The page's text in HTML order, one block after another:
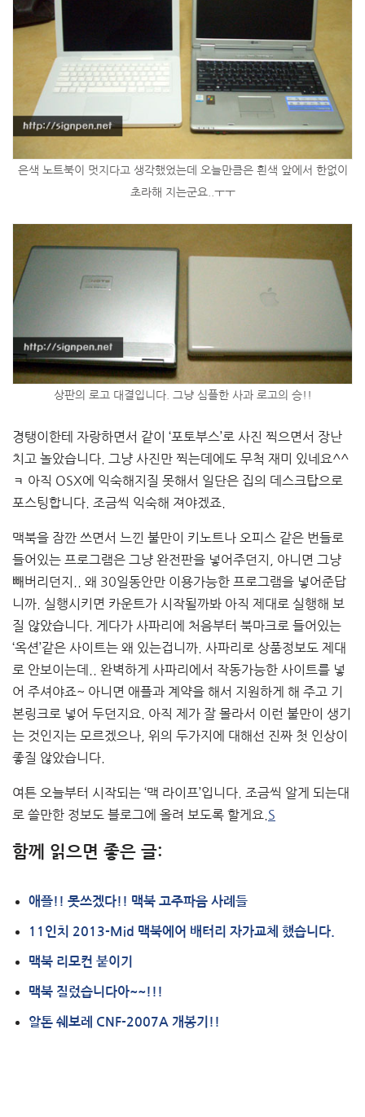
은색 노트북이 멋지다고 생각했었는데 오늘만큼은 흰색 앞에서 한없이
초라해 지는군요..ㅜㅜ
상판의 로고 대결입니다. 그냥 심플한 사과 로고의 승!!
경탱이한테 자랑하면서 같이 ‘포토부스’로 사진 찍으면서 장난
치고 놀았습니다. 그냥 사진만 찍는데에도 무척 재미 있네요^^
ㅋ 아직 OSX에 익숙해지질 못해서 일단은 집의 데스크탑으로
포스팅합니다. 조금씩 익숙해 져야겠죠.
맥북을 잠깐 쓰면서 느낀 불만이 키노트나 오피스 같은 번들로
들어있는 프로그램은 그냥 완전판을 넣어주던지, 아니면 그냥
빼버리던지.. 왜 30일동안만 이용가능한 프로그램을 넣어준답
니까. 실행시키면 카운트가 시작될까봐 아직 제대로 실행해 보
질 않았습니다. 게다가 사파리에 처음부터 북마크로 들어있는
‘옥션’같은 사이트는 왜 있는겁니까. 사파리로 상품정보도 제대
로 안보이는데.. 완벽하게 사파리에서 작동가능한 사이트를 넣
어 주셔야죠~ 아니면 애플과 계약을 해서 지원하게 해 주고 기
본링크로 넣어 두던지요. 아직 제가 잘 몰라서 이런 불만이 생기
는 것인지는 모르겠으나, 위의 두가지에 대해선 진짜 첫 인상이
좋질 않았습니다.
여튼 오늘부터 시작되는 ‘맥 라이프’입니다. 조금씩 알게 되는대
로 쓸만한 정보도 블로그에 올려 보도록 할게요. S
함께 읽으면 좋은 글:
애플!! 못쓰겠다!! 맥북 고주파음 사례들
11인치 2013-Mid 맥북에어 배터리 자가교체 했습니다.
맥북 리모컨 붙이기
맥북 질렀습니다아~~!!!
알톤 쉐보레 CNF-2007A 개봉기!!